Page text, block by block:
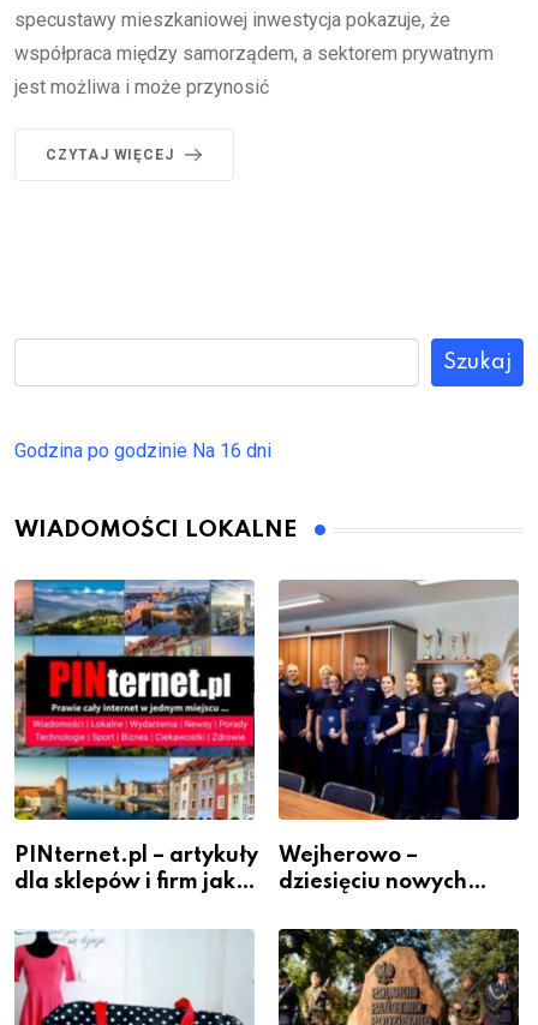
specustawy mieszkaniowej inwestycja pokazuje, że
współpraca między samorządem, a sektorem prywatnym
jest możliwa i może przynosić
CZYTAJ WIĘCEJ
Szukaj
Godzina po godzinie Na 16 dni
WIADOMOŚCI LOKALNE
PINternet.pl – artykuły
dla sklepów i firm jako
widoczność
Wejherowo –
dziesięciu nowych
szeregach Komendy
Powiatowej